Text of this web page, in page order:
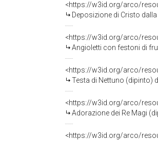
<https://w3id.org/arco/
Deposizione di Cristo
<https://w3id.org/arco/
Angioletti con festoni di
<https://w3id.org/arco/
Testa di Nettuno (dipinto)
<https://w3id.org/arco/
Adorazione dei Re Magi
<https://w3id.org/arco/